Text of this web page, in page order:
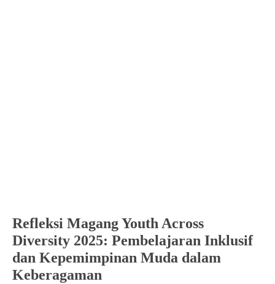
Refleksi Magang Youth Across
Diversity 2025: Pembelajaran Inklusif
dan Kepemimpinan Muda dalam
Keberagaman